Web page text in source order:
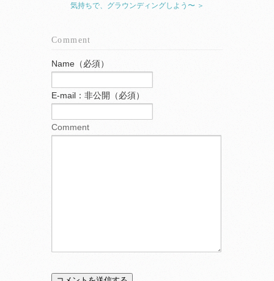
気持ちで、グラウンディングしよう〜 ＞
Comment
Name（必須）
E-mail：非公開（必須）
Comment